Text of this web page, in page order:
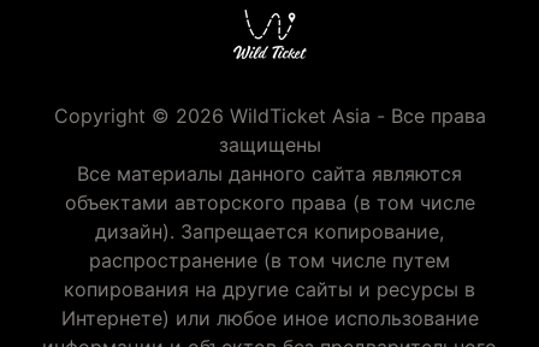
Copyright © 2026 WildTicket Asia - Все права
защищены
Все материалы данного сайта являются
объектами авторского права (в том числе
дизайн). Запрещается копирование,
распространение (в том числе путем
копирования на другие сайты и ресурсы в
Интернете) или любое иное использование